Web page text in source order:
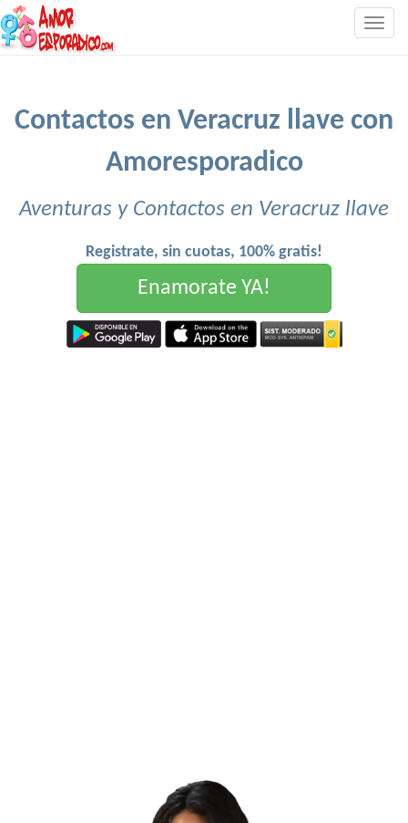
Contactos en Veracruz llave con
Amoresporadico
Aventuras y Contactos en Veracruz llave
Registrate, sin cuotas, 100% gratis!
Enamorate YA!